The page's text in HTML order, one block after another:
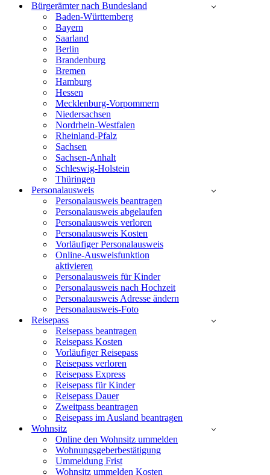
Bürgerämter nach Bundesland
Baden-Württemberg
Bayern
Saarland
Berlin
Brandenburg
Bremen
Hamburg
Hessen
Mecklenburg-Vorpommern
Niedersachsen
Nordrhein-Westfalen
Rheinland-Pfalz
Sachsen
Sachsen-Anhalt
Schleswig-Holstein
Thüringen
Personalausweis
Personalausweis beantragen
Personalausweis abgelaufen
Personalausweis verloren
Personalausweis Kosten
Vorläufiger Personalausweis
Online-Ausweisfunktion
aktivieren
Personalausweis für Kinder
Personalausweis nach Hochzeit
Personalausweis Adresse ändern
Personalausweis-Foto
Reisepass
Reisepass beantragen
Reisepass Kosten
Vorläufiger Reisepass
Reisepass verloren
Reisepass Express
Reisepass für Kinder
Reisepass Dauer
Zweitpass beantragen
Reisepass im Ausland beantragen
Wohnsitz
Online den Wohnsitz ummelden
Wohnungsgeberbestätigung
Ummeldung Frist
Wohnsitz ummelden Kosten